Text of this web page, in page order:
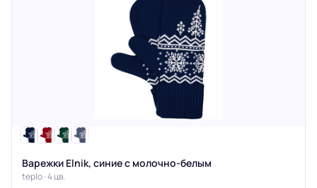
Варежки Elnik, синие с молочно-белым
teplo · 4 цв.